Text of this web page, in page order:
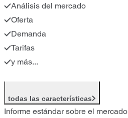
Análisis del mercado
Oferta
Demanda
Tarifas
y más...
todas las características
Informe estándar sobre el mercado